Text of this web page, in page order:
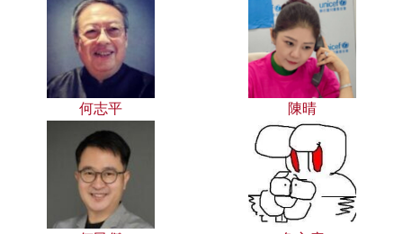
何志平 陳晴